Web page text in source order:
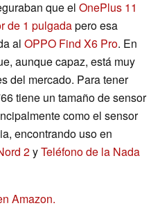
que el OnePlus 11
de 1 pulgadapero esa
al OPPO Find X6 Pro. En
aunque capaz, está muy
del mercado. Para tener
tiene un tamaño de sensor
como el sensor
encontrando uso en
2yTeléfono de la Nada
Amazon.